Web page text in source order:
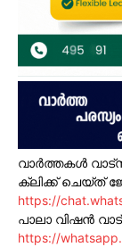
വാർത്തകൾ
ക്ലിക്ക് ചെയ്ത്
https://
പാലാ വിഷൻ
https://